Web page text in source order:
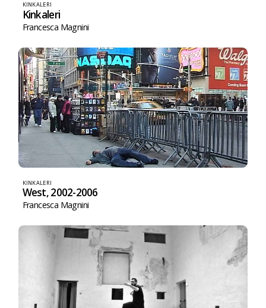
KINKALERI
Kinkaleri
Francesca Magnini
KINKALERI
West, 2002-2006
Francesca Magnini